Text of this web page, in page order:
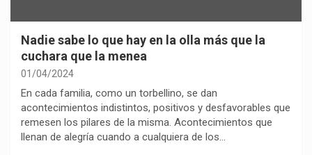
Nadie sabe lo que hay en la olla más que la
cuchara que la menea
01/04/2024
En cada familia, como un torbellino, se dan
acontecimientos indistintos, positivos y desfavorables que
remesen los pilares de la misma. Acontecimientos que
llenan de alegría cuando a cualquiera de los…